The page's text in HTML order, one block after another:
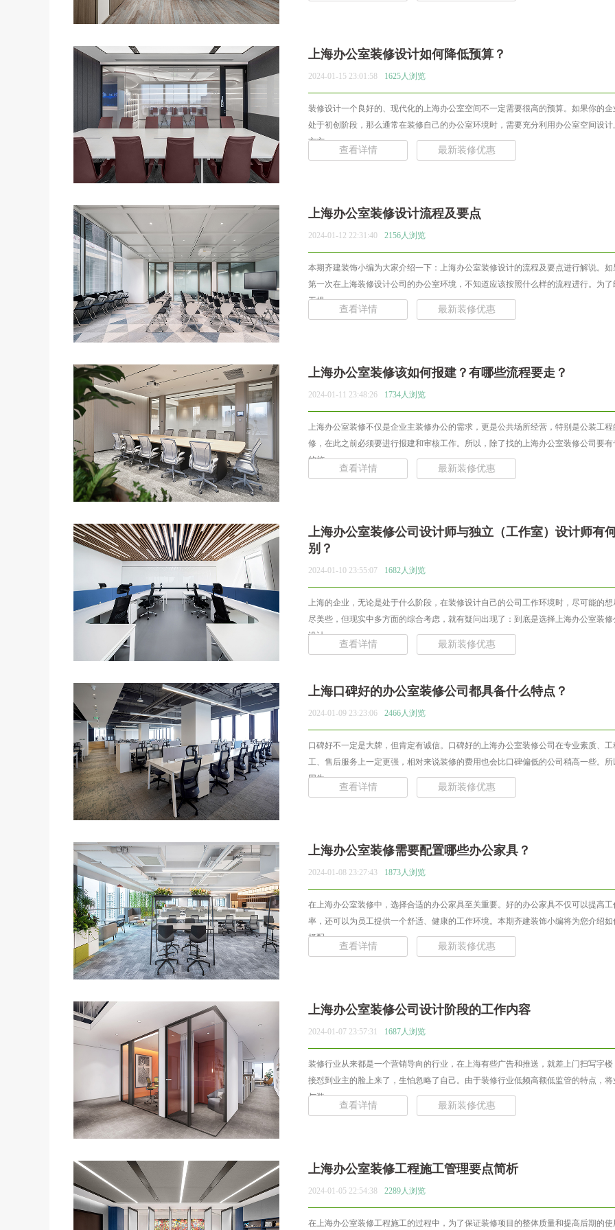
上海办公室装修设计如何降低预算？
2024-01-15 23:01:58 1625人浏览
装修设计一个良好的、现代化的上海办公室空间不一定需要很高的预算。如果你的企
处于初创阶段，那么通常在装修自己的办公室环境时，需要充分利用办公室空间设计
方方... ...
查看详情 最新装修优惠
上海办公室装修设计流程及要点
2024-01-12 22:31:40 2156人浏览
本期齐建装饰小编为大家介绍一下：上海办公室装修设计的流程及要点进行解说。如
第一次在上海装修设计公司的办公室环境，不知道应该按照什么样的流程进行。为了
工提... ...
查看详情 最新装修优惠
上海办公室装修该如何报建？有哪些流程要走？
2024-01-11 23:48:26 1734人浏览
上海办公室装修不仅是企业主装修办公的需求，更是公共场所经营，特别是公装工程
修，在此之前必须要进行报建和审核工作。所以，除了找的上海办公室装修公司要有
的施... ...
查看详情 最新装修优惠
上海办公室装修公司设计师与独立（工作室）设计师有
别？
2024-01-10 23:55:07 1682人浏览
上海的企业，无论是处于什么阶段，在装修设计自己的公司工作环境时，尽可能的想
尽美些，但现实中多方面的综合考虑，就有疑问出现了：到底是选择上海办公室装修
设计... ...
查看详情 最新装修优惠
上海口碑好的办公室装修公司都具备什么特点？
2024-01-09 23:23:06 2466人浏览
口碑好不一定是大牌，但肯定有诚信。口碑好的上海办公室装修公司在专业素质、工
工、售后服务上一定更强，相对来说装修的费用也会比口碑偏低的公司稍高一些。所
因为... ...
查看详情 最新装修优惠
上海办公室装修需要配置哪些办公家具？
2024-01-08 23:27:43 1873人浏览
在上海办公室装修中，选择合适的办公家具至关重要。好的办公家具不仅可以提高工
率，还可以为员工提供一个舒适、健康的工作环境。本期齐建装饰小编将为您介绍如
择配... ...
查看详情 最新装修优惠
上海办公室装修公司设计阶段的工作内容
2024-01-07 23:57:31 1687人浏览
装修行业从来都是一个营销导向的行业，在上海有些广告和推送，就差上门扫写字楼
接怼到业主的脸上来了，生怕忽略了自己。由于装修行业低频高额低监管的特点，将
与装... ...
查看详情 最新装修优惠
上海办公室装修工程施工管理要点简析
2024-01-05 22:54:38 2289人浏览
在上海办公室装修工程施工的过程中，为了保证装修项目的整体质量和提高后期的使